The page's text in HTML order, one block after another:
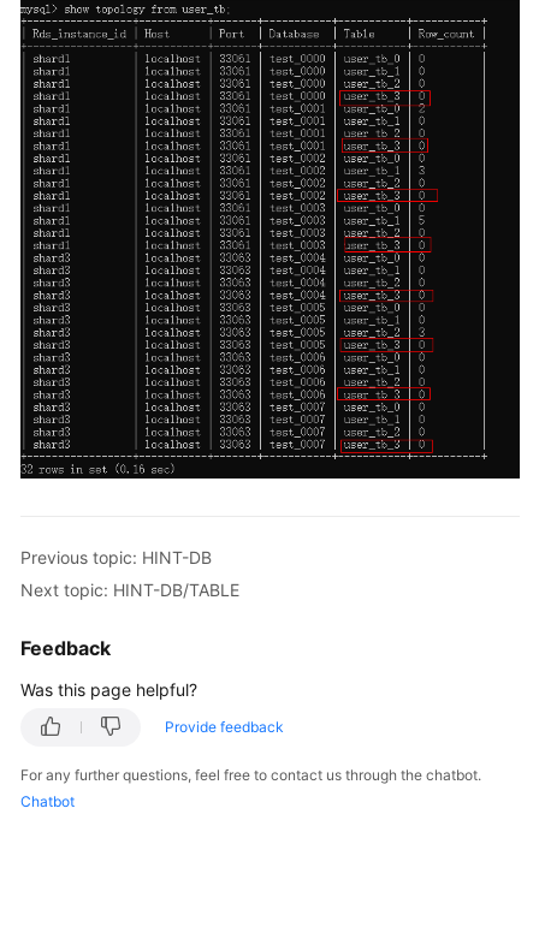
More
Documents
General
Reference
Glossary
Shared
Responsibilities
Service
Level
Agreement
White
Papers
Permissions
Previous topic: HINT-DB
Next topic: HINT-DB/TABLE
Feedback
Was this page helpful?
Provide feedback
For any further questions, feel free to contact us through the chatbot.
Chatbot